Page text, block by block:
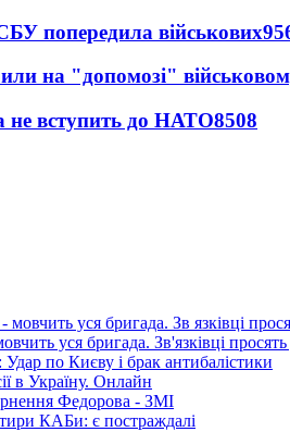
попередила військових
на "допомозі"
не вступить до НАТО8508
уся бригада. Зв'язківці
по Києву і брак антибалістики
в Україну. Онлайн
Федорова - ЗМІ
КАБи: є постраждалі